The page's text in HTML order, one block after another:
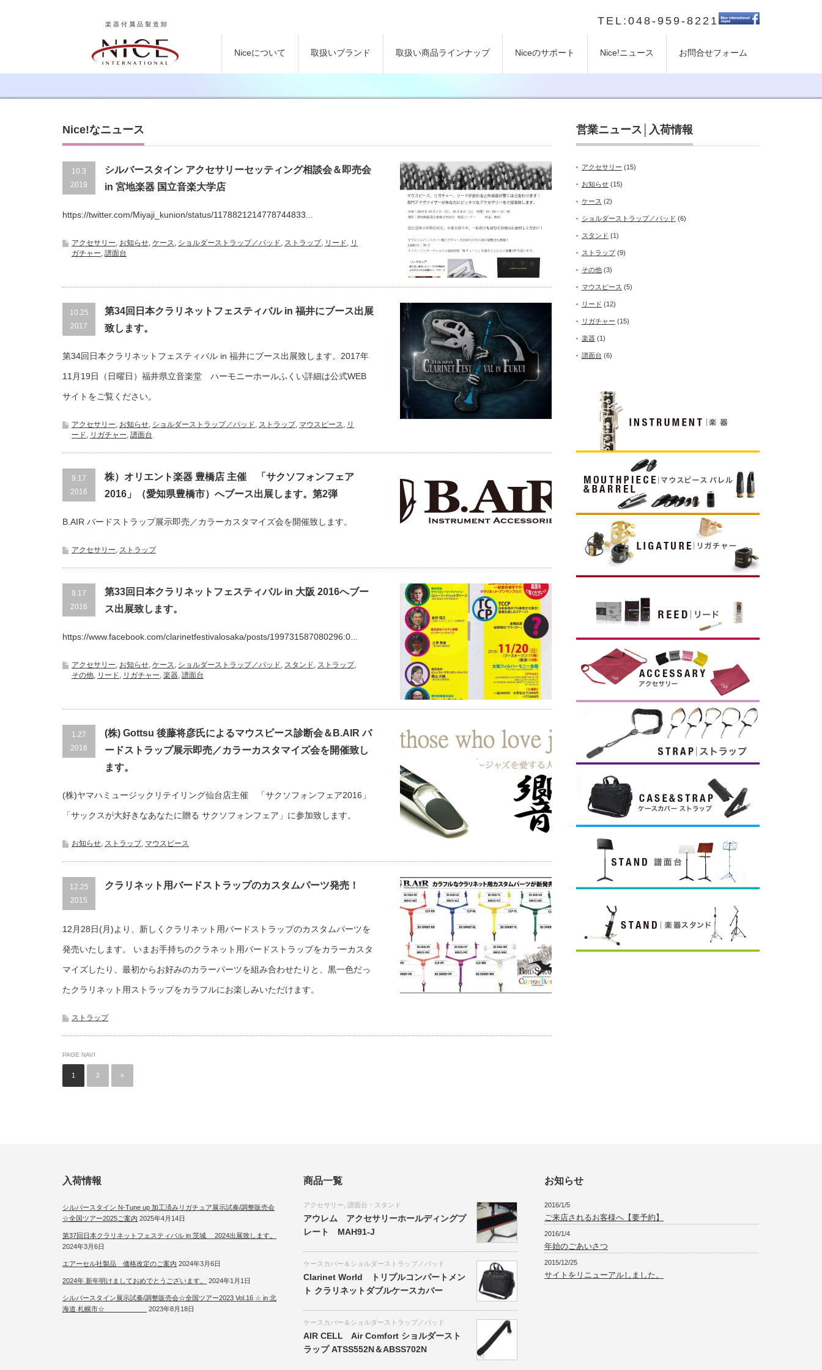
楽器付属品製造卸 TEL:048-959-8221
Niceについて 取扱いブランド 取扱い商品ラインナップ Niceのサポート Nice!ニュース お問合せフォーム
Nice!なニュース
10.3
2019
シルバースタイン アクセサリーセッティング相談会＆即売会
in 宮地楽器 国立音楽大学店
https://twitter.com/Miyaji_kunion/status/1178821214778744833...
アクセサリー, お知らせ, ケース, ショルダーストラップ／パッド, ストラップ, リード, リ
ガチャー, 譜面台
10.25
2017
第34回日本クラリネットフェスティバル in 福井にブース出展
致します。
第34回日本クラリネットフェスティバル in 福井にブース出展致します。2017年
11月19日（日曜日）福井県立音楽堂 ハーモニーホールふくい詳細は公式WEB
サイトをご覧ください。
アクセサリー, お知らせ, ショルダーストラップ／パッド, ストラップ, マウスピース, リ
ード, リガチャー, 譜面台
9.17
2016
株）オリエント楽器 豊橋店 主催 「サクソフォンフェア
2016」（愛知県豊橋市）へブース出展します。第2弾
B.AIR バードストラップ展示即売／カラーカスタマイズ会を開催致します。
アクセサリー, ストラップ
9.17
2016
第33回日本クラリネットフェスティバル in 大阪 2016へブー
ス出展致します。
https://www.facebook.com/clarinetfestivalosaka/posts/199731587080296:0...
アクセサリー, お知らせ, ケース, ショルダーストラップ／パッド, スタンド, ストラップ,
その他, リード, リガチャー, 楽器, 譜面台
1.27
2016
(株) Gottsu 後藤将彦氏によるマウスピース診断会＆B.AIR バ
ードストラップ展示即売／カラーカスタマイズ会を開催致し
ます。
(株)ヤマハミュージックリテイリング仙台店主催 「サクソフォンフェア2016」
「サックスが大好きなあなたに贈る サクソフォンフェア」に参加致します。
お知らせ, ストラップ, マウスピース
12.25
2015
クラリネット用バードストラップのカスタムパーツ発売！
12月28日(月)より、新しくクラリネット用バードストラップのカスタムパーツを
発売いたします。 いまお手持ちのクラネット用バードストラップをカラーカスタ
マイズしたり、最初からお好みのカラーパーツを組み合わせたりと、黒一色だっ
たクラリネット用ストラップをカラフルにお楽しみいただけます。
ストラップ
PAGE NAVI
1 2 »
営業ニュース│入荷情報
アクセサリー (15)
お知らせ (15)
ケース (2)
ショルダーストラップ／パッド (6)
スタンド (1)
ストラップ(9)
その他 (3)
マウスピース (5)
リード (12)
リガチャー (15)
楽器 (1)
譜面台 (6)
入荷情報
シルバースタイン N-Tune up 加工済みリガチュア展示試奏/調整販売会
☆全国ツアー2025ご案内 2025年4月14日
第37回日本クラリネットフェスティバル in 茨城 2024出展致します。
2024年3月6日
エアーセル社製品 価格改定のご案内 2024年3月6日
2024年 新年明けましておめでとうございます。 2024年1月1日
シルバースタイン展示試奏/調整販売会☆全国ツアー2023 Vol.16 ☆ in 北
海道 札幌市☆
2023年8月18日
商品一覧
アクセサリー 譜面台・スタンド
アウレム アクセサリーホールディングプ
レート MAH91-J
ケースカバー＆ショルダーストラップ／パッド
Clarinet World トリプルコンパートメン
ト クラリネットダブルケースカバー
ケースカバー＆ショルダーストラップ／パッド
AIR CELL Air Comfort ショルダースト
ラップ ATSS552N＆ABSS702N
お知らせ
2016/1/5
ご来店されるお客様へ【要予約】
2016/1/4
年始のごあいさつ
2015/12/25
サイトをリニューアルしました。